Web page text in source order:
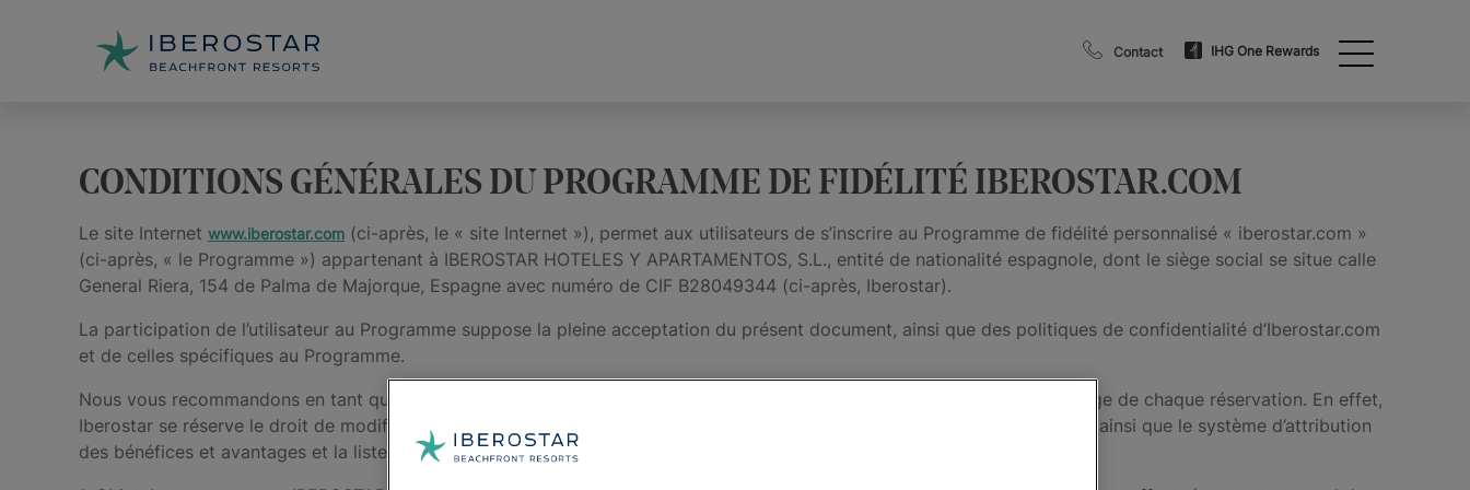
Contact IHG One Rewards
CONDITIONS GÉNÉRALES DU PROGRAMME DE FIDÉLITÉ IBEROSTAR.COM
Le site Internet www.iberostar.com (ci-après, le « site Internet »), permet aux utilisateurs de s’inscrire au Programme de fidélité personnalisé « iberostar.com »
(ci-après, « le Programme ») appartenant à IBEROSTAR HOTELES Y APARTAMENTOS, S.L., entité de nationalité espagnole, dont le siège social se situe calle
General Riera, 154 de Palma de Majorque, Espagne avec numéro de CIF B28049344 (ci-après, Iberostar).
La participation de l’utilisateur au Programme suppose la pleine acceptation du présent document, ainsi que des politiques de confidentialité d’Iberostar.com
et de celles spécifiques au Programme.
Nous vous recommandons en tant qu’utilisateur de lire les présentes conditions générales avant d’effectuer et de faire usage de chaque réservation. En effet,
Iberostar se réserve le droit de modifier, de compléter ou de supprimer à tout moment les présentes conditions générales, ainsi que le système d’attribution
des bénéfices et avantages et la liste des hôtels participant au Programme.